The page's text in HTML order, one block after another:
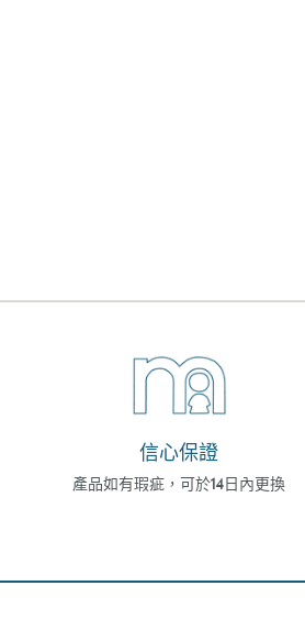
信心保證
產品如有瑕疵，可於14日內更換